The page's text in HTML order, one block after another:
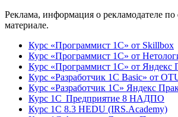
Реклама, информация о рекламодателе по
материале.
Курс «Программист 1С» от Skillbox
Курс «Программист 1С» от
Курс «Программист 1С» от Яндекс
Курс «Разработчик 1С Basic» от
Курс «Разработчик 1С» Яндекс
Курс 1С Предприятие 8 НАДПО
Курс 1С 8.3 HEDU (IRS.Academy)